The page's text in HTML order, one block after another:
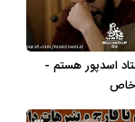
جالب است بدانید که در میان بازیگران امیرحسین صدیق با 7 مرتبه،
عبدالرضا فیاضی با 6 مرتبه، حمید لولایی با 5 مرتبه، اکبر عبدی با 5 مرتبه و
هست که در مدت
اسدپور هستم -
خاص